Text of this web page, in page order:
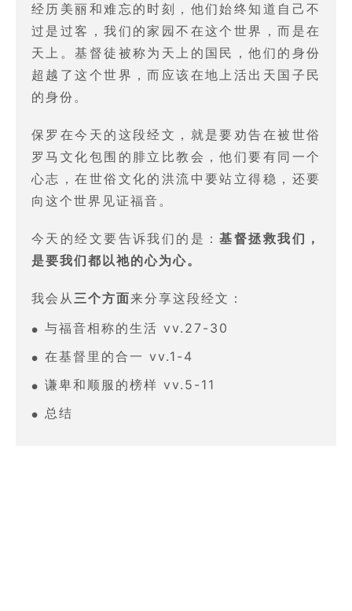
经历美丽和难忘的时刻，他们始终知道自己不
过是过客，我们的家园不在这个世界，而是在
天上。基督徒被称为天上的国民，他们的身份
超越了这个世界，而应该在地上活出天国子民
的身份。
保罗在今天的这段经文，就是要劝告在被世俗
罗马文化包围的腓立比教会，他们要有同一个
心志，在世俗文化的洪流中要站立得稳，还要
向这个世界见证福音。
今天的经文要告诉我们的是：基督拯救我们，
是要我们都以祂的心为心。
我会从三个方面来分享这段经文：
● 与福音相称的生活 vv.27-30
● 在基督里的合一 vv.1-4
● 谦卑和顺服的榜样 vv.5-11
● 总结